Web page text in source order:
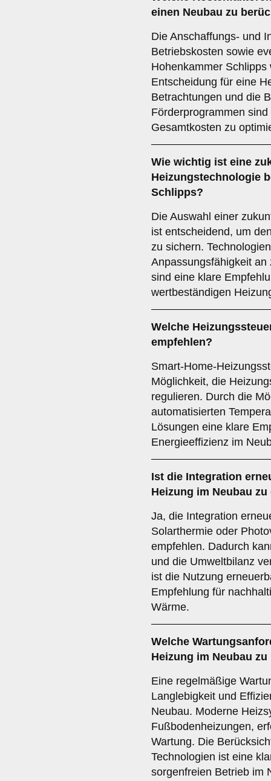
einen Neubau zu
Die Anschaffungs- und
Betriebskosten sowie
Hohenkammer
Entscheidung für eine
Betrachtungen und die
Förderprogrammen
Gesamtkosten zu
Wie wichtig ist eine
Heizungstechnologie
Schlipps?
Die Auswahl einer
ist entscheidend, um
zu sichern.
Anpassungsfähigkeit
sind eine klare
wertbeständigen
Welche
empfehlen?
Smart-Home-
Möglichkeit, die
regulieren. Durch die
automatisierten
Lösungen eine klare
Energieeffizienz im
Ist die Integration
Heizung im Neubau
Ja, die Integration
Solarthermie oder
empfehlen. Dadurch
und die Umweltbilanz
ist die Nutzung
Empfehlung für
Wärme.
Welche
Heizung im Neubau
Eine regelmäßige
Langlebigkeit und
Neubau. Moderne
Fußbodenheizungen,
Wartung. Die
Technologien ist eine
sorgenfreien Betrieb im